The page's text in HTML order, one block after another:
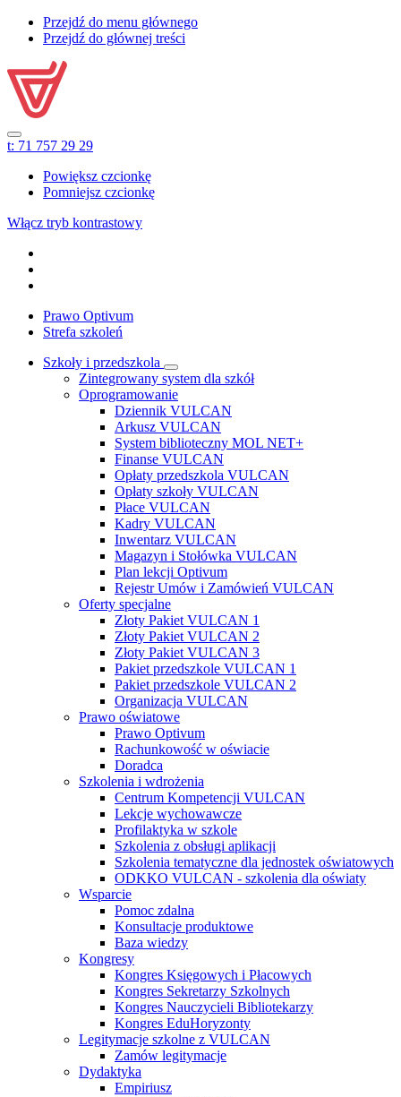
Przejdź do menu głównego
Przejdź do głównej treści
t: 71 757 29 29
Powiększ czcionkę
Pomniejsz czcionkę
Włącz tryb kontrastowy
Prawo Optivum
Strefa szkoleń
Szkoły i przedszkola
Zintegrowany system dla szkół
Oprogramowanie
Dziennik VULCAN
Arkusz VULCAN
System biblioteczny MOL NET+
Finanse VULCAN
Opłaty przedszkola VULCAN
Opłaty szkoły VULCAN
Płace VULCAN
Kadry VULCAN
Inwentarz VULCAN
Magazyn i Stołówka VULCAN
Plan lekcji Optivum
Rejestr Umów i Zamówień VULCAN
Oferty specjalne
Złoty Pakiet VULCAN 1
Złoty Pakiet VULCAN 2
Złoty Pakiet VULCAN 3
Pakiet przedszkole VULCAN 1
Pakiet przedszkole VULCAN 2
Organizacja VULCAN
Prawo oświatowe
Prawo Optivum
Rachunkowość w oświacie
Doradca
Szkolenia i wdrożenia
Centrum Kompetencji VULCAN
Lekcje wychowawcze
Profilaktyka w szkole
Szkolenia z obsługi aplikacji
Szkolenia tematyczne dla jednostek oświatowych
ODKKO VULCAN - szkolenia dla oświaty
Wsparcie
Pomoc zdalna
Konsultacje produktowe
Baza wiedzy
Kongresy
Kongres Księgowych i Płacowych
Kongres Sekretarzy Szkolnych
Kongres Nauczycieli Bibliotekarzy
Kongres EduHoryzonty
Legitymacje szkolne z VULCAN
Zamów legitymacje
Dydaktyka
Empiriusz